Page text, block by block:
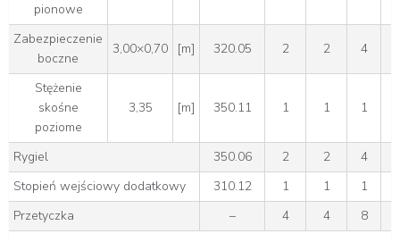
pionowe
Zabezpieczenie
boczne
3,00×0,70 [m] 320.05 2 2 4
Stężenie
skośne
poziome
3,35 [m] 350.11 1 1 1
Rygiel 350.06 2 2 4
Stopień wejściowy dodatkowy
310.12 1 1 1
Przetyczka
– 4 4 8